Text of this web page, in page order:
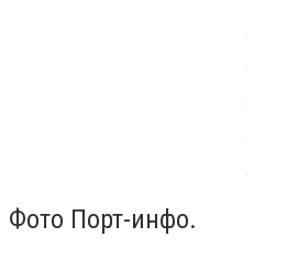
Фото Порт-инфо.